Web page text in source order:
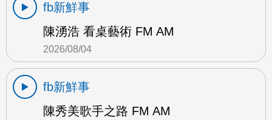
fb新鮮事
陳湧浩 看桌藝術 FM AM
2026/08/04
fb新鮮事
陳秀美歌手之路 FM AM